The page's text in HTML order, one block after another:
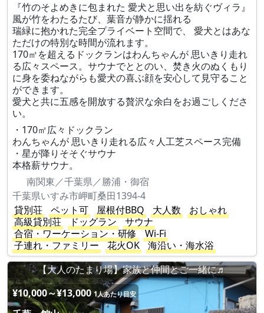
『竹のそよめきに包まれた 愛犬と思い出を紡ぐヴィラ』
風が竹をわたるたび、葉音が静かに揺れる
瑞緑に抱かれた完全プライベート空間で、 愛犬とはあな
ただけの特別な時間が流れます。
170㎡を超えるドックランはわんちゃんが 思いきり走れ
る広々スペース。サウナでととのい、焚き火のぬくもり
に身を委ねながらも愛犬の喜ぶ顔を安心して見守ること
ができます。
愛犬と共に五感を開放する贅沢な余白をお過ごしくださ
い。
・170㎡広々ドックラン
わんちゃんが 思いきり走れる広々人工芝スペース完備
・星が降りそそぐサウナ
本格薪サウナ。
南関東／千葉県／勝浦・御宿
千葉県いすみ市岬町桑田1394-4
貸別荘
ペット可 屋根付BBQ 大人数
おしゃれ
高級貸別荘
ドッグラン
サウナ
合宿・ワーケーション・研修
Wi-Fi
子連れ・ファミリー
花火OK
海沿い・海水浴
【大人のたまり場】家族と仲間とご一緒に♬
¥10,000～¥13,000 1人あたり目安